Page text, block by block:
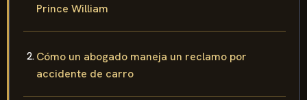
Prince William
Cómo un abogado maneja un reclamo por
accidente de carro